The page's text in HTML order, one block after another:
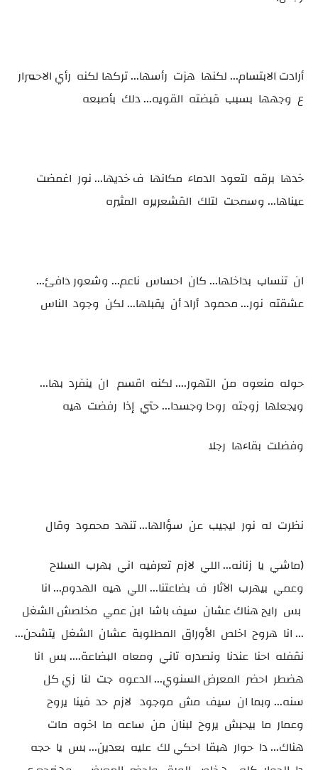
أرادت الابتسام... لكنها هزت رأسها... تركها لكنه رأي الاحمرار
ع وجهها بسبب قبضته القويه... دلك بأصبعه
خدها برقه لتعود الدماء مكانها ف خديها... نور اغمضت
عيناها... وسمحت لتلك القشعريره المثيره
ان تنساب بداخلها... كان احساس ناعم... وشعور دافئ...
عشقته نور... محمود أراد أن يقبلها... لكن وجود الناس
حوله منعوه من التهور.... لكنه اقسم ان ينفرد بها...
ويجعلها زوجته روحا وجسدا... حتي إذا رفضت هيه
وفضلت بقاءها رجلا
نظرت له نور ليجيب عن سؤالها... تنهد محمود وقال
(ماشي يا زنانه... اللي لازم تعرفيه اني بهرب السلاح
وعمي بيهرب الآثار ف بضاعتنا... اللي هيه الهدوم... انا
بس رايح هناك عشان سيف باشا ابن عمي مخلصش الشغل
... انا هروح اخلص الأوراق المطلوبة عشان الشغل يتشحن...
نقفله احنا عندنا ونصدره تاني ومعاه البضاعة.... بس انا
هضطر احضر المعرض السنوي... الدعوه جت لنا زي كل
سنه... وبما ان سيف مش موجود لازم حد فينا يروح
وعمار ما بيحبش يروح لبنان من ساعه ما اخوه مات
هناك... دا حوار هبقا احكي لك عليه بعدين... بس يا حجه